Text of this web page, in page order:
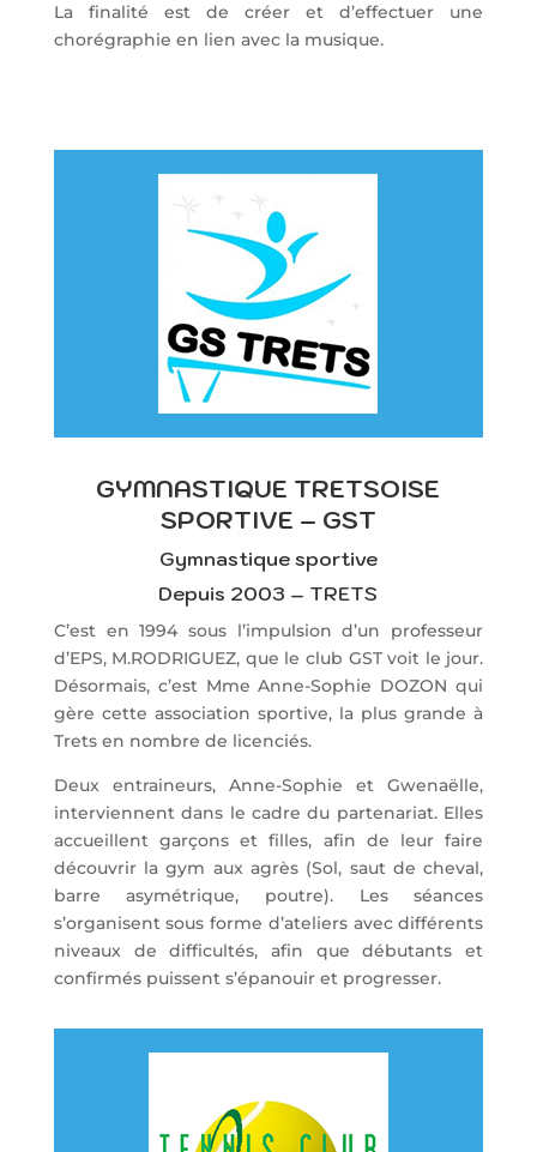
La finalité est de créer et d’effectuer une
chorégraphie en lien avec la musique.
GYMNASTIQUE TRETSOISE
SPORTIVE – GST
Gymnastique sportive
Depuis 2003 – TRETS
C’est en 1994 sous l’impulsion d’un professeur
d’EPS, M.RODRIGUEZ, que le club GST voit le jour.
Désormais, c’est Mme Anne-Sophie DOZON qui
gère cette association sportive, la plus grande à
Trets en nombre de licenciés.
Deux entraineurs, Anne-Sophie et Gwenaëlle,
interviennent dans le cadre du partenariat. Elles
accueillent garçons et filles, afin de leur faire
découvrir la gym aux agrès (Sol, saut de cheval,
barre asymétrique, poutre). Les séances
s’organisent sous forme d’ateliers avec différents
niveaux de difficultés, afin que débutants et
confirmés puissent s’épanouir et progresser.